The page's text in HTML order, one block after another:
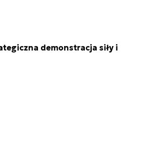
demonstracja siły i